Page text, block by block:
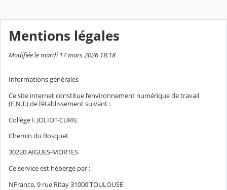
Mentions légales
Modifiée le mardi 17 mars 2026 18:18
Informations générales
Ce site internet constitue l’environnement numérique de travail
(E.N.T.) de l’établissement suivant :
Collège I. JOLIOT-CURIE
Chemin du Bosquet
30220 AIGUES-MORTES
Ce service est hébergé par :
NFrance, 9 rue Ritay 31000 TOULOUSE